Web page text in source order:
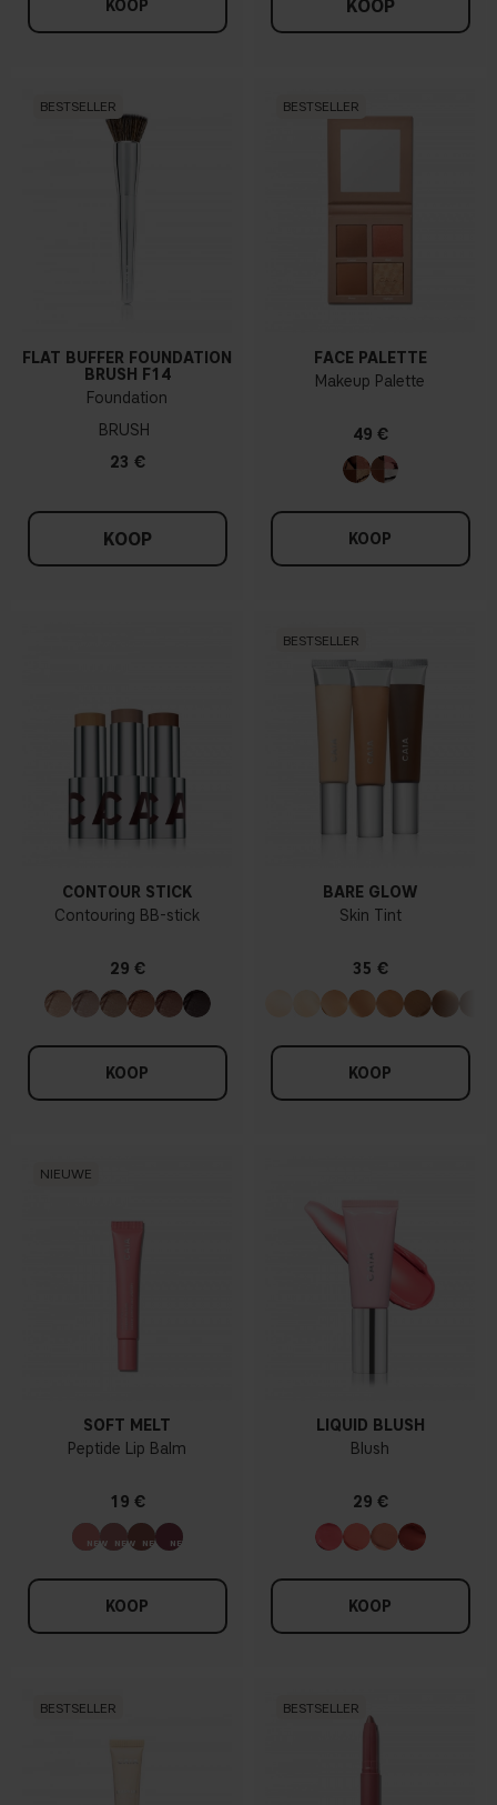
KOOP KOOP
BESTSELLER
FLAT BUFFER FOUNDATION
BRUSH F14
Foundation
BRUSH
23 €
KOOP
BESTSELLER
FACE PALETTE
Makeup Palette
49 €
KOOP
CONTOUR STICK
Contouring BB-stick
29 €
KOOP
BESTSELLER
BARE GLOW
Skin Tint
35 €
KOOP
NIEUWE
SOFT MELT
Peptide Lip Balm
19 €
KOOP
LIQUID BLUSH
Blush
29 €
KOOP
BESTSELLER BESTSELLER